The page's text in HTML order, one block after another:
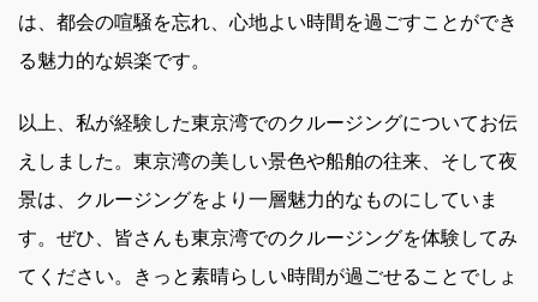
は、都会の喧騒を忘れ、心地よい時間を過ごすことができ
る魅力的な娯楽です。
以上、私が経験した東京湾でのクルージングについてお伝
えしました。東京湾の美しい景色や船舶の往来、そして夜
景は、クルージングをより一層魅力的なものにしていま
す。ぜひ、皆さんも東京湾でのクルージングを体験してみ
てください。きっと素晴らしい時間が過ごせることでしょ